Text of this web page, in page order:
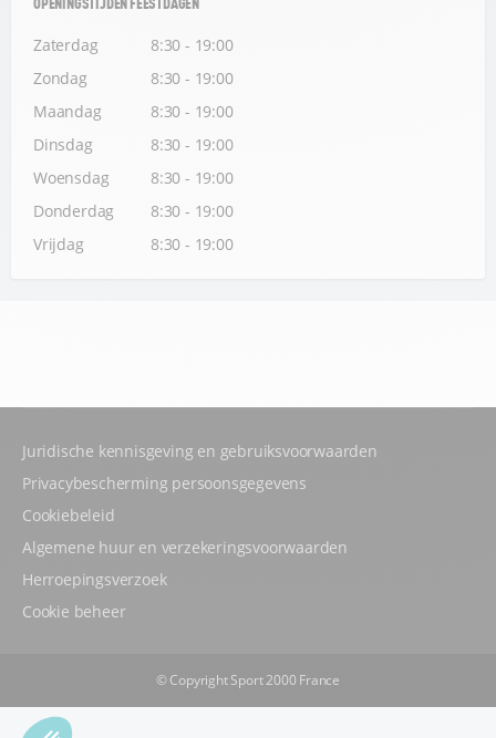
Zaterdag
8:30 - 19:00
Zondag
8:30 - 19:00
Maandag
8:30 - 19:00
Dinsdag
8:30 - 19:00
Woensdag
8:30 - 19:00
Donderdag
8:30 - 19:00
Vrijdag
8:30 - 19:00
Juridische kennisgeving en gebruiksvoorwaarden
Privacybescherming persoonsgegevens
Cookiebeleid
Algemene huur en verzekeringsvoorwaarden
Herroepingsverzoek
Cookie beheer
© Copyright Sport 2000 France